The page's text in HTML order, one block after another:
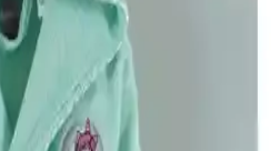
ve Özdilek Wedding bornoz
ve avantajlarını analiz
yardımcı olur.
Bornoz ve Varol Orfe
Karşılaştırması